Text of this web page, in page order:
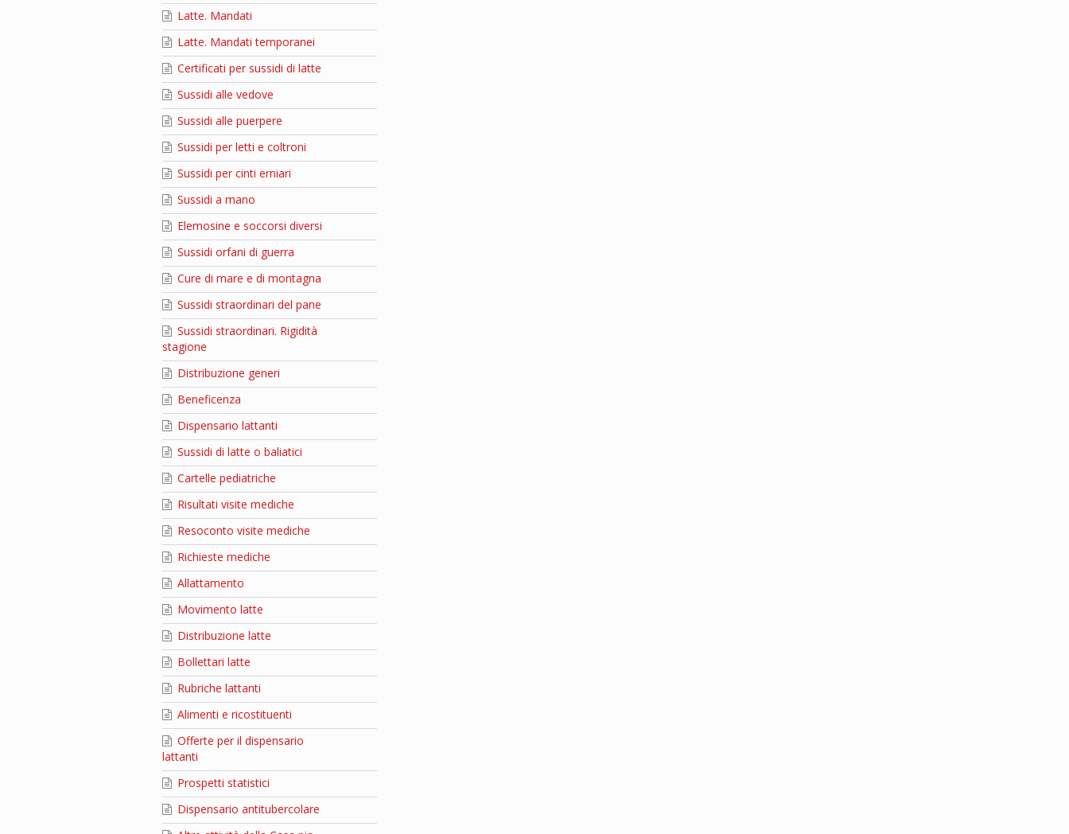
Latte. Mandati
Latte. Mandati temporanei
Certificati per sussidi di latte
Sussidi alle vedove
Sussidi alle puerpere
Sussidi per letti e coltroni
Sussidi per cinti erniari
Sussidi a mano
Elemosine e soccorsi diversi
Sussidi orfani di guerra
Cure di mare e di montagna
Sussidi straordinari del pane
Sussidi straordinari. Rigidità
stagione
Distribuzione generi
Beneficenza
Dispensario lattanti
Sussidi di latte o baliatici
Cartelle pediatriche
Risultati visite mediche
Resoconto visite mediche
Richieste mediche
Allattamento
Movimento latte
Distribuzione latte
Bollettari latte
Rubriche lattanti
Alimenti e ricostituenti
Offerte per il dispensario
lattanti
Prospetti statistici
Dispensario antitubercolare